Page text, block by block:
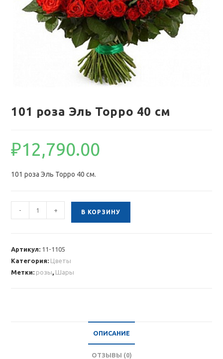
101 роза Эль Торро 40 см
₽12,790.00
101 роза Эль Торро 40 см.
Количество
товара
Торро
- + В КОРЗИНУ
Артикул: 11-1105
Категория: Цветы
Метки: розы, Шары
ОПИСАНИЕ
ОТЗЫВЫ (0)